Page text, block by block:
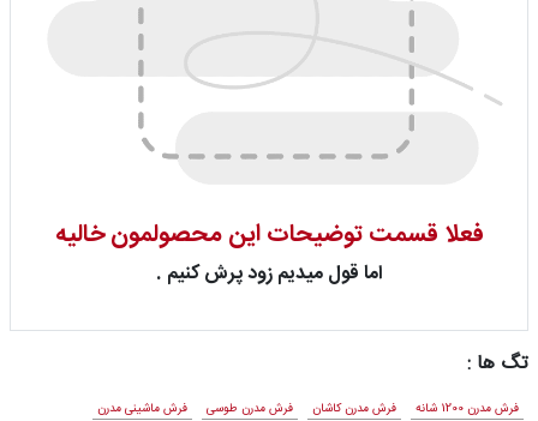
فعلا قسمت توضیحات این محصولمون خالیه
اما قول میدیم زود پرش کنیم .
تگ ها :
فرش مدرن 1200 شانه فرش مدرن کاشان فرش مدرن طوسی فرش ماشینی مدرن